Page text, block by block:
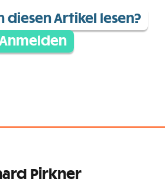
diesen Artikel lesen?
Pirkner